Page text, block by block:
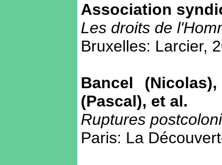
Association
Les droits de
Bruxelles: Larcier,
Bancel
(Pascal), et al.
Ruptures
Paris: La